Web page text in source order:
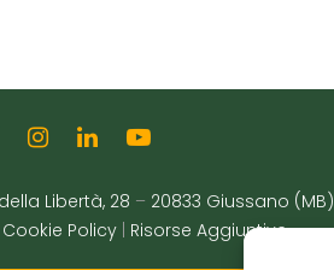
Libertà, 28 – 20833 Giussano (MB)
Cookie Policy Risorse Aggiuntive